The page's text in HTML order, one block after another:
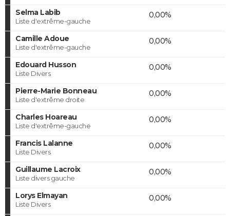
Selma Labib
Liste d'extrême-gauche
0,00%
Camille Adoue
Liste d'extrême-gauche
0,00%
Edouard Husson
Liste Divers
0,00%
Pierre-Marie Bonneau
Liste d'extrême droite
0,00%
Charles Hoareau
Liste d'extrême-gauche
0,00%
Francis Lalanne
Liste Divers
0,00%
Guillaume Lacroix
Liste divers gauche
0,00%
Lorys Elmayan
Liste Divers
0,00%